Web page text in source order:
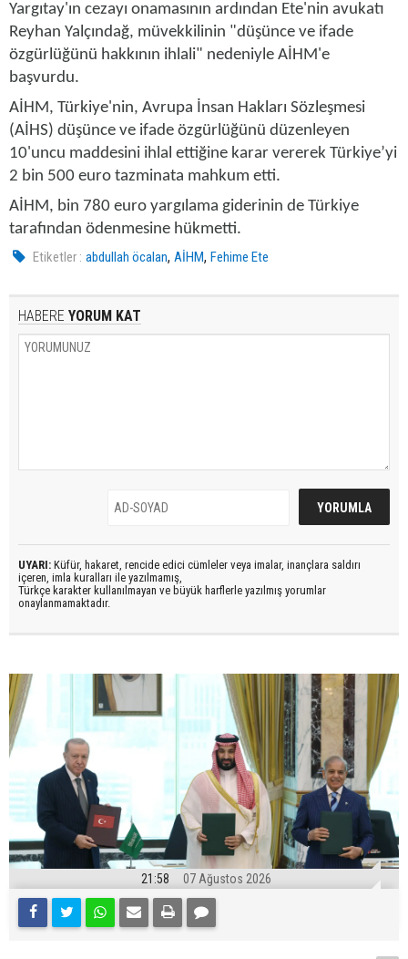
Yargıtay'ın cezayı onamasının ardından Ete'nin avukatı
Reyhan Yalçındağ, müvekkilinin "düşünce ve ifade
özgürlüğünü hakkının ihlali" nedeniyle AİHM'e
başvurdu.
AİHM, Türkiye'nin, Avrupa İnsan Hakları Sözleşmesi
(AİHS) düşünce ve ifade özgürlüğünü düzenleyen
10'uncu maddesini ihlal ettiğine karar vererek Türkiye’yi
2 bin 500 euro tazminata mahkum etti.
AİHM, bin 780 euro yargılama giderinin de Türkiye
tarafından ödenmesine hükmetti.
Etiketler : abdullah öcalan,AİHM,Fehime Ete
HABERE YORUM KAT
UYARI: Küfür, hakaret, rencide edici cümleler veya imalar, inançlara saldırı
içeren, imla kuralları ile yazılmamış,
Türkçe karakter kullanılmayan ve büyük harflerle yazılmış yorumlar
onaylanmamaktadır.
21:58 07 Ağustos 2026